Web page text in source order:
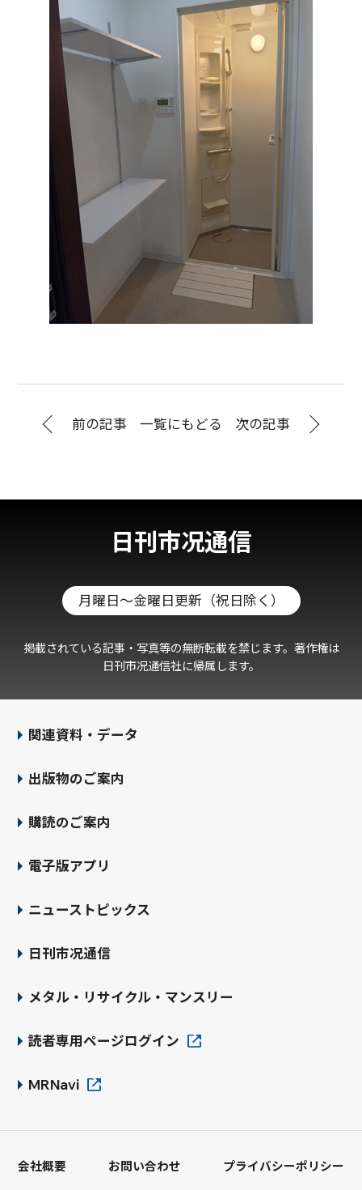
前の記事 一覧にもどる 次の記事
日刊市况通信
月曜日～金曜日更新（祝日除く）
掲載されている記事・写真等の無断転載を禁じます。著作権は
日刊市况通信社に帰属します。
関連資料・データ
出版物のご案内
購読のご案内
電子版アプリ
ニューストピックス
日刊市况通信
メタル・リサイクル・マンスリー
読者専用ページログイン
MRNavi
会社概要 お問い合わせ プライバシーポリシー